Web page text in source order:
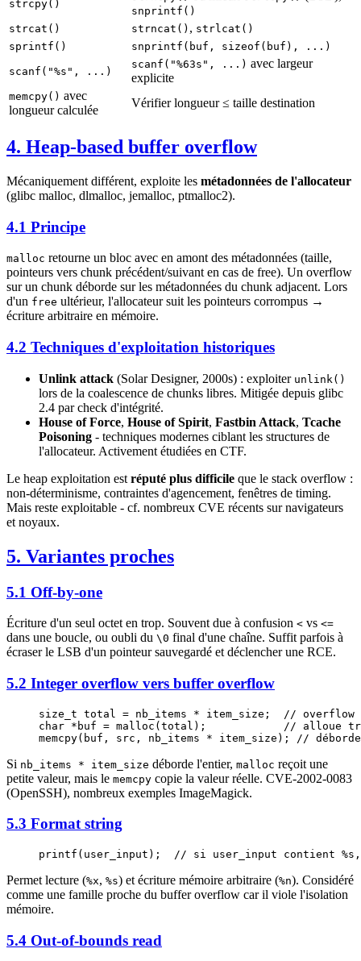
strcpy()
snprintf()
strcat()
strncat() , strlcat()
sprintf()
snprintf(buf, sizeof(buf), ...)
scanf("%s", ...)
scanf("%63s", ...) avec largeur
explicite
memcpy() avec
longueur calculée
Vérifier longueur ≤ taille destination
4. Heap-based buffer overflow
Mécaniquement différent, exploite les métadonnées de l'allocateur
(glibc malloc, dlmalloc, jemalloc, ptmalloc2).
4.1 Principe
malloc retourne un bloc avec en amont des métadonnées (taille,
pointeurs vers chunk précédent/suivant en cas de free). Un overflow
sur un chunk déborde sur les métadonnées du chunk adjacent. Lors
d'un free ultérieur, l'allocateur suit les pointeurs corrompus →
écriture arbitraire en mémoire.
4.2 Techniques d'exploitation historiques
Unlink attack (Solar Designer, 2000s) : exploiter unlink()
lors de la coalescence de chunks libres. Mitigée depuis glibc
2.4 par check d'intégrité.
House of Force, House of Spirit, Fastbin Attack, Tcache
Poisoning - techniques modernes ciblant les structures de
l'allocateur. Activement étudiées en CTF.
Le heap exploitation est réputé plus difficile que le stack overflow :
non-déterminisme, contraintes d'agencement, fenêtres de timing.
Mais reste exploitable - cf. nombreux CVE récents sur navigateurs
et noyaux.
5. Variantes proches
5.1 Off-by-one
Écriture d'un seul octet en trop. Souvent due à confusion < vs <=
dans une boucle, ou oubli du \0 final d'une chaîne. Suffit parfois à
écraser le LSB d'un pointeur sauvegardé et déclencher une RCE.
5.2 Integer overflow vers buffer overflow
size_t total = nb_items * item_size;
// overflow
char * buf = malloc (total);
// alloue
memcpy(buf, src, nb_items * item_size ); // déborde
Si nb_items * item_size déborde l'entier, malloc reçoit une
petite valeur, mais le memcpy copie la valeur réelle. CVE-2002-0083
(OpenSSH), nombreux exemples ImageMagick.
5.3 Format string
printf (user_input);
// si user_input contient
Permet lecture (%x, %s) et écriture mémoire arbitraire (%n). Considéré
comme une famille proche du buffer overflow car il viole l'isolation
mémoire.
5.4 Out-of-bounds read